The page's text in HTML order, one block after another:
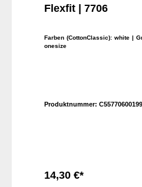
Flexfit | 7706
Farben (CottonClassic): white
|
onesize
Produktnummer: C55770600199
14,30 €*